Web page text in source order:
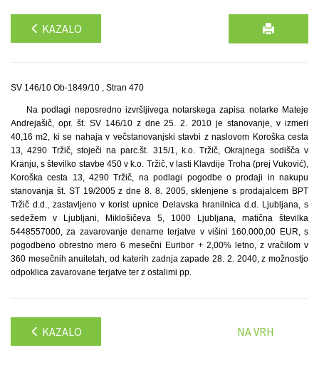
KAZALO
SV 146/10 Ob-1849/10 , Stran 470
Na podlagi neposredno izvršljivega notarskega zapisa notarke Mateje
Andrejašič, opr. št. SV 146/10 z dne 25. 2. 2010 je stanovanje, v izmeri
40,16 m2, ki se nahaja v večstanovanjski stavbi z naslovom Koroška cesta
13, 4290 Tržič, stoječi na parc.št. 315/1, k.o. Tržič, Okrajnega sodišča v
Kranju, s številko stavbe 450 v k.o. Tržič, v lasti Klavdije Troha (prej Vuković),
Koroška cesta 13, 4290 Tržič, na podlagi pogodbe o prodaji in nakupu
stanovanja št. ST 19/2005 z dne 8. 8. 2005, sklenjene s prodajalcem BPT
Tržič d.d., zastavljeno v korist upnice Delavska hranilnica d.d. Ljubljana, s
sedežem v Ljubljani, Miklošičeva 5, 1000 Ljubljana, matična številka
5448557000, za zavarovanje denarne terjatve v višini 160.000,00 EUR, s
pogodbeno obrestno mero 6 mesečni Euribor + 2,00% letno, z vračilom v
360 mesečnih anuitetah, od katerih zadnja zapade 28. 2. 2040, z možnostjo
odpoklica zavarovane terjatve ter z ostalimi pp.
KAZALO NA VRH